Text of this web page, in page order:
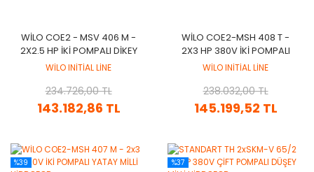
WİLO COE2 - MSV 406 M -
2X2.5 HP İKİ POMPALI DİKEY
MİLLİ HİDROFOR
WİLO INİTİAL LİNE
143.182,86 TL
234.726,00 TL
WİLO COE2-MSH 408 T -
2X3 HP 380V İKİ POMPALI
YATAY MİLLİ HİDROFOR
WİLO INİTİAL LİNE
145.199,52 TL
238.032,00 TL
%39 %37